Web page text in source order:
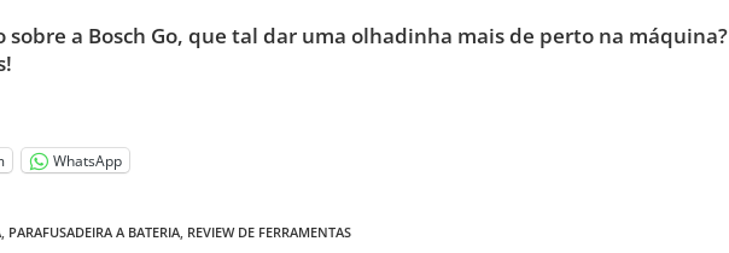
sobre a Bosch Go, que tal dar uma olhadinha mais de perto na máquina?
WhatsApp
, PARAFUSADEIRA A BATERIA, REVIEW DE FERRAMENTAS